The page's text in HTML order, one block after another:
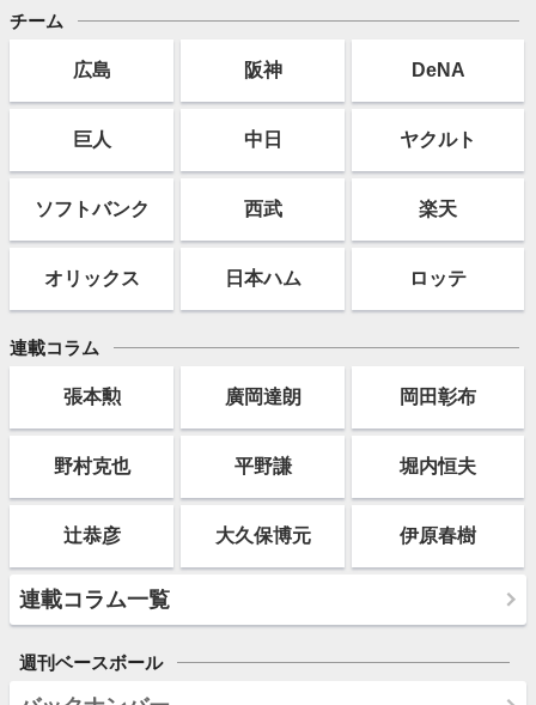
チーム
広島 阪神 DeNA
巨人 中日 ヤクルト
ソフトバンク 西武 楽天
オリックス 日本ハム ロッテ
連載コラム
張本勲 廣岡達朗 岡田彰布
野村克也 平野謙 堀内恒夫
辻恭彦 大久保博元 伊原春樹
連載コラム一覧
週刊ベースボール